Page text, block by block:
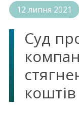
12 липня 2021
Суд
коштів